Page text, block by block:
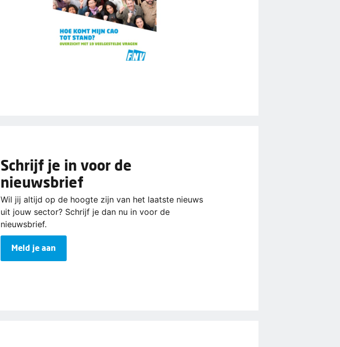
Schrijf je in voor de
nieuwsbrief
Wil jij altijd op de hoogte zijn van het laatste nieuws
uit jouw sector? Schrijf je dan nu in voor de
nieuwsbrief.
Meld je aan